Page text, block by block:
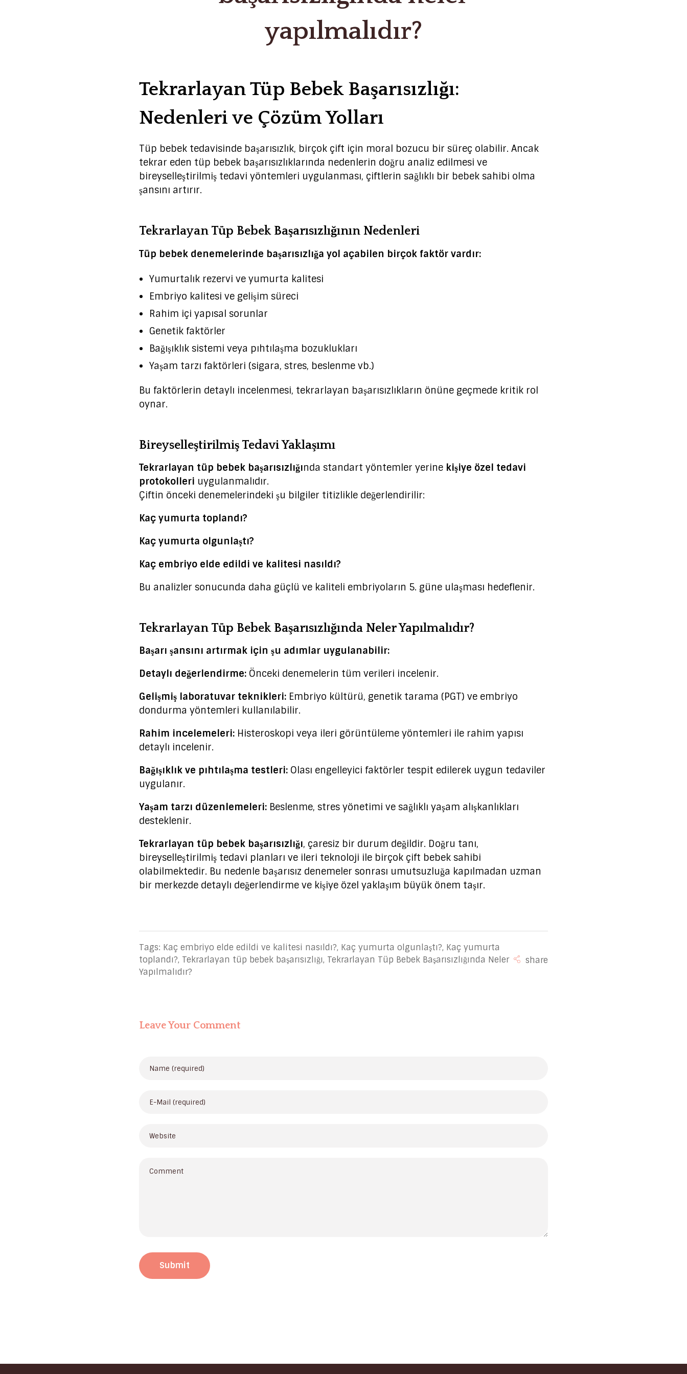
yapılmalıdır?
Tekrarlayan Tüp Bebek Başarısızlığı:
Nedenleri ve Çözüm Yolları
Tüp bebek tedavisinde başarısızlık, birçok çift için moral bozucu bir süreç olabilir. Ancak
tekrar eden tüp bebek başarısızlıklarında nedenlerin doğru analiz edilmesi ve
bireyselleştirilmiş tedavi yöntemleri uygulanması, çiftlerin sağlıklı bir bebek sahibi olma
şansını artırır.
Tekrarlayan Tüp Bebek Başarısızlığının Nedenleri
Tüp bebek denemelerinde başarısızlığa yol açabilen birçok faktör vardır:
Yumurtalık rezervi ve yumurta kalitesi
Embriyo kalitesi ve gelişim süreci
Rahim içi yapısal sorunlar
Genetik faktörler
Bağışıklık sistemi veya pıhtılaşma bozuklukları
Yaşam tarzı faktörleri (sigara, stres, beslenme vb.)
Bu faktörlerin detaylı incelenmesi, tekrarlayan başarısızlıkların önüne geçmede kritik rol
oynar.
Bireyselleştirilmiş Tedavi Yaklaşımı
Tekrarlayan tüp bebek başarısızlığında standart yöntemler yerine kişiye özel tedavi
protokolleri uygulanmalıdır.
Çiftin önceki denemelerindeki şu bilgiler titizlikle değerlendirilir:
Kaç yumurta toplandı?
Kaç yumurta olgunlaştı?
Kaç embriyo elde edildi ve kalitesi nasıldı?
Bu analizler sonucunda daha güçlü ve kaliteli embriyoların 5. güne ulaşması hedeflenir.
Tekrarlayan Tüp Bebek Başarısızlığında Neler Yapılmalıdır?
Başarı şansını artırmak için şu adımlar uygulanabilir:
Detaylı değerlendirme: Önceki denemelerin tüm verileri incelenir.
Gelişmiş laboratuvar teknikleri: Embriyo kültürü, genetik tarama (PGT) ve embriyo
dondurma yöntemleri kullanılabilir.
Rahim incelemeleri: Histeroskopi veya ileri görüntüleme yöntemleri ile rahim yapısı
detaylı incelenir.
Bağışıklık ve pıhtılaşma testleri: Olası engelleyici faktörler tespit edilerek uygun tedaviler
uygulanır.
Yaşam tarzı düzenlemeleri: Beslenme, stres yönetimi ve sağlıklı yaşam alışkanlıkları
desteklenir.
Tekrarlayan tüp bebek başarısızlığı, çaresiz bir durum değildir. Doğru tanı,
bireyselleştirilmiş tedavi planları ve ileri teknoloji ile birçok çift bebek sahibi
olabilmektedir. Bu nedenle başarısız denemeler sonrası umutsuzluğa kapılmadan uzman
bir merkezde detaylı değerlendirme ve kişiye özel yaklaşım büyük önem taşır.
Tags: Kaç embriyo elde edildi ve kalitesi nasıldı?, Kaç yumurta olgunlaştı?, Kaç yumurta
toplandı?, Tekrarlayan tüp bebek başarısızlığı, Tekrarlayan Tüp Bebek Başarısızlığında Neler
Yapılmalıdır?
Leave Your Comment